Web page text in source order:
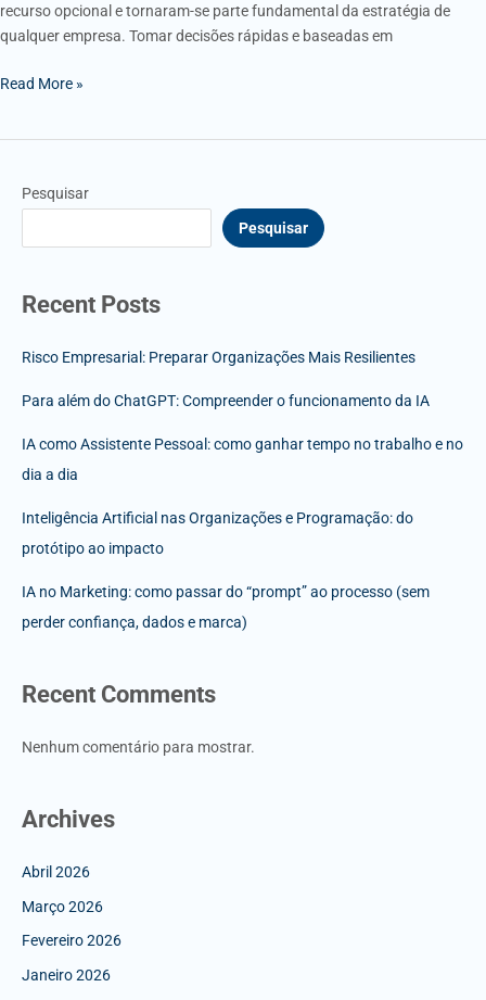
recurso opcional e tornaram-se parte fundamental da estratégia de
qualquer empresa. Tomar decisões rápidas e baseadas em
Read More »
Pesquisar
Pesquisar
Recent Posts
Risco Empresarial: Preparar Organizações Mais Resilientes
Para além do ChatGPT: Compreender o funcionamento da IA
IA como Assistente Pessoal: como ganhar tempo no trabalho e no
dia a dia
Inteligência Artificial nas Organizações e Programação: do
protótipo ao impacto
IA no Marketing: como passar do “prompt” ao processo (sem
perder confiança, dados e marca)
Recent Comments
Nenhum comentário para mostrar.
Archives
Abril 2026
Março 2026
Fevereiro 2026
Janeiro 2026